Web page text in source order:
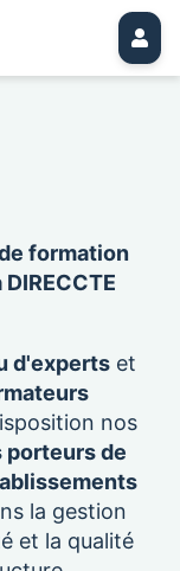
formation
d'experts et
nos
porteurs de
la gestion
et la qualité